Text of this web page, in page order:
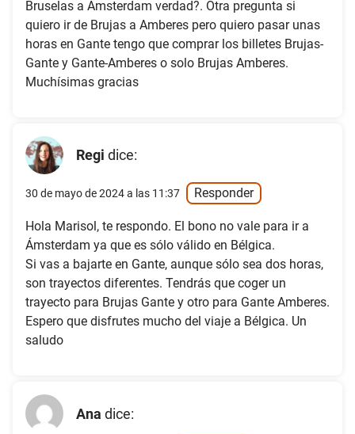
Bruselas a Ámsterdam verdad?. Otra pregunta si
quiero ir de Brujas a Amberes pero quiero pasar unas
horas en Gante tengo que comprar los billetes Brujas-
Gante y Gante-Amberes o solo Brujas Amberes.
Muchísimas gracias
Regi dice:
30 de mayo de 2024 a las 11:37 Responder
Hola Marisol, te respondo. El bono no vale para ir a
Ámsterdam ya que es sólo válido en Bélgica.
Si vas a bajarte en Gante, aunque sólo sea dos horas,
son trayectos diferentes. Tendrás que coger un
trayecto para Brujas Gante y otro para Gante Amberes.
Espero que disfrutes mucho del viaje a Bélgica. Un
saludo
Ana dice: